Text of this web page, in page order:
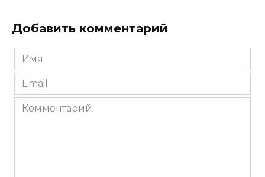
Добавить комментарий
Имя
*
Email
*
Комментарий